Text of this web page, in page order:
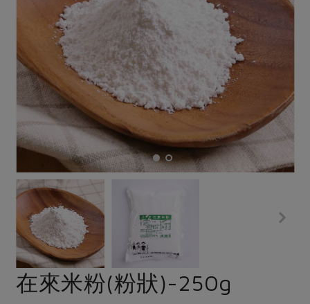
肉品・水產
畜產肉類 水產
水畜加工品
調理食材・點心
調味醬料/南北貨 烘焙
休閒零嘴 沖泡飲品
保健食品
居家好物
美妝保養
家庭清潔 織品
料理方式
烘焙．點心
醬料
湯品．鍋物
漬物
涼拌沙拉
飲品
主題食譜
當季產品
合作25-經典快閃最後一週
合作25-精選產品第四彈
合作25-精選產品第三彈
更多當季產品
議題活動
主婦聯盟X樂齡網特約優惠案
30%rPET紅烏龍茶
2024農業發展計畫年度報告
更多議題活動
生活提案
樂齡生活 親子食育
廚房瑜伽
關注議題
減硝酸鹽
非基改運動 支持本土農糧
廢核運動 能源議題
減添加物
公益金 食農教育
更多議題
生活者e週報
合作社組織
員工與求才
產品檢驗
自主把關
檢驗報告
硝酸鹽檢驗
社員權益
合作社法規
社務專區
選舉專區
在來米粉(粉狀)-250g